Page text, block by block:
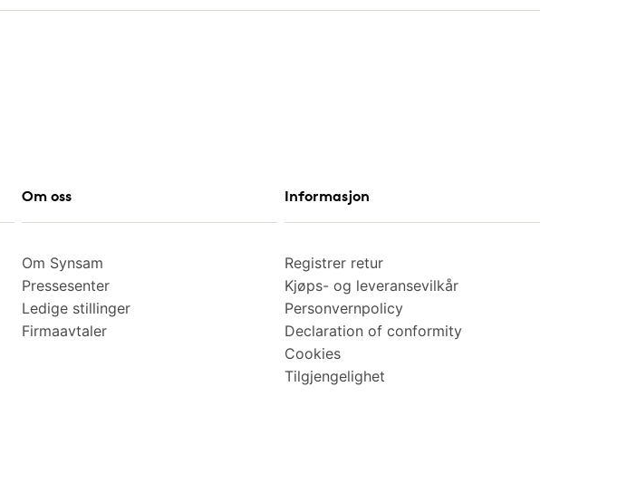
Om oss
Om Synsam
Pressesenter
Ledige stillinger
Firmaavtaler
Informasjon
Registrer retur
Kjøps- og leveransevilkår
Personvernpolicy
Declaration of conformity
Cookies
Tilgjengelighet